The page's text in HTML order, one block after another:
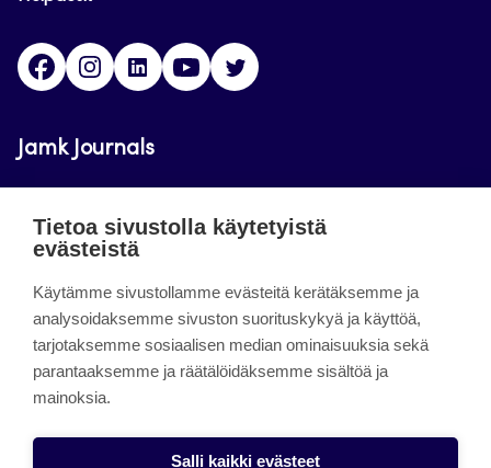
FacebookInstagram
LinkedInYoutube
Jamk Journals
luettavissa. Verkkolehtien tarkoituksena on tukea
innovaatiotoimintaa.
About the site
Jamkin verkkolehdet
Tietoa sivustolla käytetyistä
evästeistä
Käytämme sivustollamme evästeitä kerätäksemme ja
analysoidaksemme sivuston suorituskykyä ja käyttöä,
tarjotaksemme sosiaalisen median ominaisuuksia sekä
parantaaksemme ja räätälöidäksemme sisältöä ja
mainoksia.
Salli kaikki evästeet